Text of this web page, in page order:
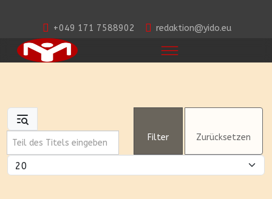
+049 171 7588902 redaktion@yido.eu
Teil des Titels eingeben
Filter Zurücksetzen
Anzeige #